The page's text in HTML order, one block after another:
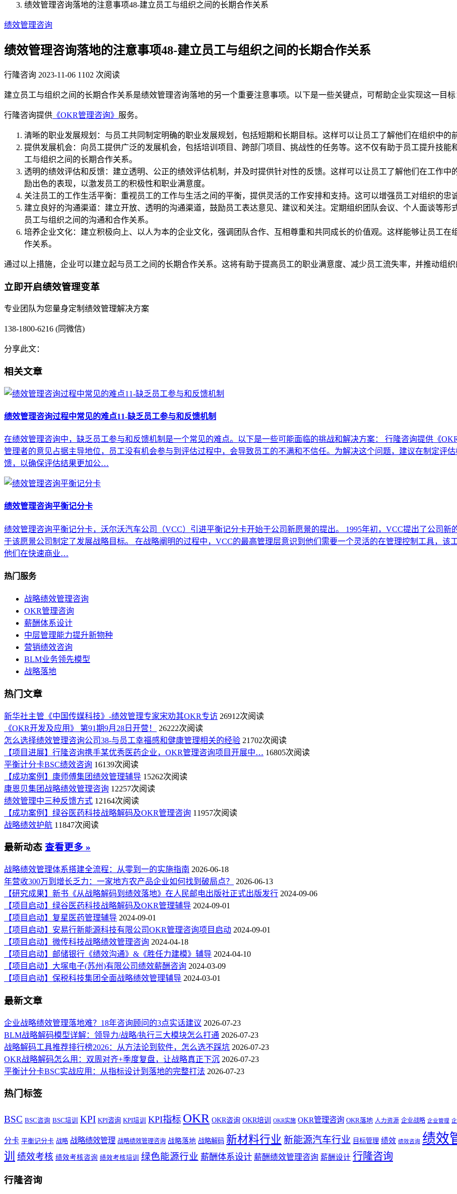
绩效管理咨询落地的注意事项48-建立员工与组织之间的长期合作关系
绩效管理咨询
绩效管理咨询落地的注意事项48-建立员工与组织之间的长期合作关系
行隆咨询 2023-11-06 1102 次阅读
建立员工与组织之间的长期合作关系是绩效管理咨询落地的另一个重要注意事项。以下是一些关键点，可帮助企业实现这一目标
行隆咨询提供 《OKR管理咨询》 服务。
清晰的职业发展规划：与员工共同制定明确的职业发展规划，包括短期和长期目标。这样可以让员工了解他们在组织中的
提供发展机会：向员工提供广泛的发展机会，包括培训项目、跨部门项目、挑战性的任务等。这不仅有助于员工提升技
工与组织之间的长期合作关系。
透明的绩效评估和反馈：建立透明、公正的绩效评估机制，并及时提供针对性的反馈。这样可以让员工了解他们在工作
励出色的表现，以激发员工的积极性和职业满意度。
关注员工的工作生活平衡：重视员工的工作与生活之间的平衡，提供灵活的工作安排和支持。这可以增强员工对组织的忠
建立良好的沟通渠道：建立开放、透明的沟通渠道，鼓励员工表达意见、建议和关注。定期组织团队会议、个人面谈等
员工与组织之间的沟通和合作关系。
培养企业文化：建立积极向上、以人为本的企业文化，强调团队合作、互相尊重和共同成长的价值观。这样能够让员工
作关系。
通过以上措施，企业可以建立起与员工之间的长期合作关系。这将有助于提高员工的职业满意度、减少员工流失率，并推动组织
立即开启绩效管理变革
专业团队为您量身定制绩效管理解决方案
138-1800-6216 (同微信)
分享此文：
相关文章
绩效管理咨询过程中常见的难点11-缺乏员工参与和反馈机制
在绩效管理咨询中，缺乏员工参与和反馈机制是一个常见的难点。以下是一些可能面临的挑战和解决方案： 行隆咨询提供《
管理者的意见占据主导地位，员工没有机会参与到评估过程中，会导致员工的不满和不信任。为解决这个问题，建议在制定评
馈，以确保评估结果更加公…
绩效管理咨询平衡记分卡
绩效管理咨询平衡记分卡，沃尔沃汽车公司（VCC）引进平衡记分卡开始于公司新愿景的提出。 1995年初，VCC提出了公司
于该愿景公司制定了发展战略目标。 在战略阐明的过程中，VCC的最高管理层意识到他们需要一个灵活的在管理控制工具，该
他们在快速商业…
热门服务
战略绩效管理咨询
OKR管理咨询
薪酬体系设计
中层管理能力提升新物种
营销绩效咨询
BLM业务领先模型
战略落地
热门文章
新华社主管《中国传媒科技》-绩效管理专家宋劝其OKR专访 26912次阅读
《OKR开发及应用》 第91期9月28日开营！
26222次阅读
怎么选择绩效管理咨询公司38-与员工幸福感和健康管理相关的经验 21702次阅读
【项目进展】行隆咨询携手某优秀医药企业，OKR管理咨询项目开展中… 16805次阅读
平衡计分卡BSC绩效咨询 16139次阅读
【成功案例】康师傅集团绩效管理辅导 15262次阅读
康恩贝集团战略绩效管理咨询 12257次阅读
绩效管理中三种反馈方式 12164次阅读
【成功案例】绿谷医药科技战略解码及OKR管理咨询 11957次阅读
战略绩效护航 11847次阅读
最新动态 查看更多 »
战略绩效管理体系搭建全流程：从零到一的实施指南 2026-06-18
年营收300万到增长乏力：一家地方农产品企业如何找到破局点？
2026-06-13
【研究成果】新书《从战略解码到绩效落地》在人民邮电出版社正式出版发行 2024-09-06
【项目启动】绿谷医药科技战略解码及OKR管理辅导 2024-09-01
【项目启动】复星医药管理辅导 2024-09-01
【项目启动】安易行新能源科技有限公司OKR管理咨询项目启动 2024-09-01
【项目启动】微传科技战略绩效管理咨询 2024-04-18
【项目启动】邮储银行《绩效沟通》&《胜任力建模》辅导 2024-04-10
【项目启动】大塚电子(苏州)有限公司绩效薪酬咨询 2024-03-09
【项目启动】保税科技集团全面战略绩效管理辅导 2024-03-01
最新文章
企业战略绩效管理落地难？18年咨询顾问的3点实话建议 2026-07-23
BLM战略解码模型详解：领导力/战略/执行三大模块怎么打通 2026-07-23
战略解码工具推荐排行榜2026：从方法论到软件，怎么选不踩坑 2026-07-23
OKR战略解码怎么用：双周对齐+季度复盘，让战略真正下沉 2026-07-23
平衡计分卡BSC实战应用：从指标设计到落地的完整打法 2026-07-23
热门标签
BSC BSC咨询 BSC培训 KPI KPI咨询 KPI培训 KPI指标 OKR OKR咨询 OKR培训 OKR实施 OKR管理咨询 OKR落地 人力资源 企业战略 企业管理
分卡 平衡记分卡 战略 战略绩效管理 战略绩效管理咨询 战略落地 战略解码 新材料行业 新能源汽车行业 目标管理 绩效 绩效咨询 绩效
训 绩效考核 绩效考核咨询 绩效考核培训 绿色能源行业 薪酬体系设计 薪酬绩效管理咨询 薪酬设计 行隆咨询
行隆咨询